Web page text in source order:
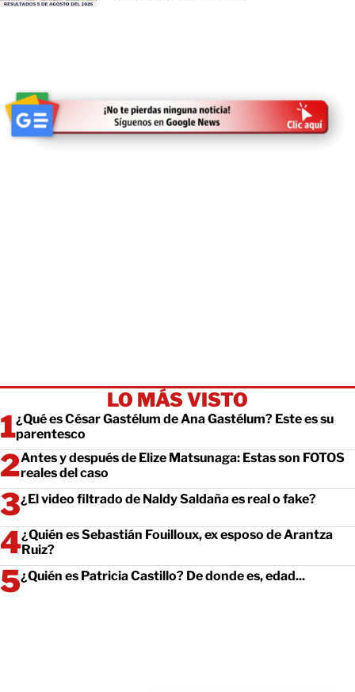
LO MÁS VISTO
¿Qué es César Gastélum de Ana Gastélum? Este es su
parentesco
Antes y después de Elize Matsunaga: Estas son FOTOS
reales del caso
¿El video filtrado de Naldy Saldaña es real o fake?
¿Quién es Sebastián Fouilloux, ex esposo de Arantza
Ruiz?
¿Quién es Patricia Castillo? De donde es, edad...